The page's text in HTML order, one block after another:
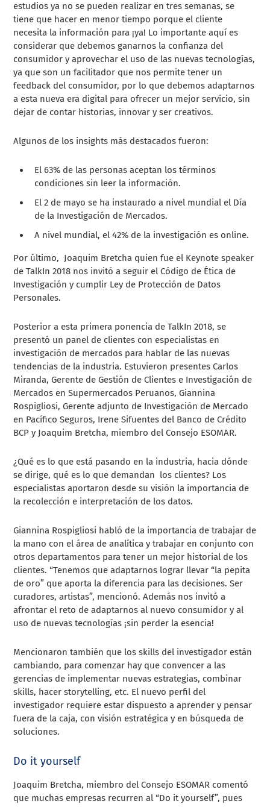
estudios ya no se pueden realizar en tres semanas, se
tiene que hacer en menor tiempo porque el cliente
necesita la información para ¡ya! Lo importante aquí es
considerar que debemos ganarnos la confianza del
consumidor y aprovechar el uso de las nuevas tecnologías,
ya que son un facilitador que nos permite tener un
feedback del consumidor, por lo que debemos adaptarnos
a esta nueva era digital para ofrecer un mejor servicio, sin
dejar de contar historias, innovar y ser creativos.
Algunos de los insights más destacados fueron:
El 63% de las personas aceptan los términos
condiciones sin leer la información.
El 2 de mayo se ha instaurado a nivel mundial el Día
de la Investigación de Mercados.
A nivel mundial, el 42% de la investigación es online.
Por último, Joaquim Bretcha quien fue el Keynote speaker
de TalkIn 2018 nos invitó a seguir elCódigo de Ética de
Investigación y cumplir Ley de Protección de Datos
Personales.
Posterior a esta primera ponencia de TalkIn 2018, se
presentó un panel de clientes con especialistas en
investigación de mercados para hablar de las nuevas
tendencias de la industria. Estuvieron presentes Carlos
Miranda, Gerente de Gestión de Clientes e Investigación de
Mercados en Supermercados Peruanos, Giannina
Rospigliosi, Gerente adjunto de Investigación de Mercado
en Pacífico Seguros, Irene Sifuentes del Banco de Crédito
BCP y Joaquim Bretcha, miembro del Consejo ESOMAR.
¿Qué es lo que está pasando en la industria, hacia dónde
se dirige, qué es lo que demandan los clientes? Los
especialistas aportaron desde su visión la importancia de
la recolección e interpretación de los datos.
Giannina Rospigliosi habló de la importancia de trabajar de
la mano con el área de analítica y trabajar en conjunto con
otros departamentos para tener un mejor historial de los
clientes. “Tenemos que adaptarnos lograr llevar “la pepita
de oro” que aporta la diferencia para las decisiones. Ser
curadores, artistas”, mencionó. Además nos invitó a
afrontar el reto de adaptarnos al nuevo consumidor y al
uso de nuevas tecnologías ¡sin perder la esencia!
Mencionaron también que los skills del investigador están
cambiando, para comenzar hay que convencer a las
gerencias de implementar nuevas estrategias, combinar
skills, hacer storytelling, etc. El nuevo perfil del
investigador requiere estar dispuesto a aprender y pensar
fuera de la caja, con visión estratégica y en búsqueda de
soluciones.
Do it yourself
Joaquim Bretcha, miembro del Consejo ESOMAR comentó
que muchas empresas recurren al “Do it yourself”, pues